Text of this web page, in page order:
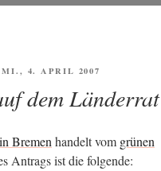
VERÖFFENTLICHT
MI., 4. APRIL 2007
dem Länderrat
Bre­men han­delt vom grü­nen
Antrags ist die folgende: